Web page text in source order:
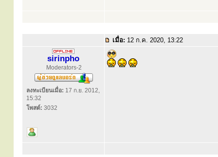
เมื่อ: 12 ก.ค. 2020, 13:22
sirinpho
Moderators-2
ลงทะเบียนเมื่อ: 17 ก.ย. 2012,
15:32
โพสต์: 3032